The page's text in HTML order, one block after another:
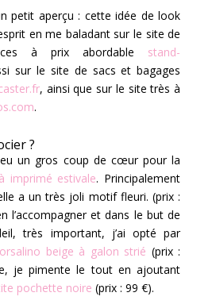
petit aperçu : cette idée de look
en me baladant sur le site de
à prix abordable stand-
sur le site de sacs et bagages
, ainsi que sur le site très à
.
?
eu un gros coup de cœur pour la
imprimé estivale. Principalement
a un très joli motif fleuri. (prix :
l’accompagner et dans le but de
très important, j’ai opté par
beige à galon strié (prix :
je pimente le tout en ajoutant
pochette noire (prix : 99 €).